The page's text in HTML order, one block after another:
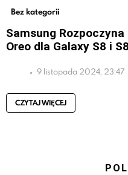
Bez kategorii
Samsung
Oreo dla Galaxy S8 i
9 listopada 2024, 23:47
CZYTAJ WIĘCEJ